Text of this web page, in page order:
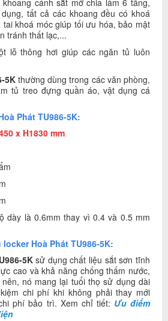
cánh sắt mở chia làm 6 tầng,
tất cả các khoang đều có khoá
tai khoá móc giúp tối ưu hóa, bảo mật
tránh thất lạc,...
lỗ thông hơi giúp các ngăn tủ luôn
5Kthường dùng trong các văn phòng,
tủ treo đựng quần áo, vật dụng cá
Phát TU986-5K:
x H1830 mm
dày là 0.6mm thay vì 0.4 và 0.5 mm
Hoà Phát TU986-5K:
5Ksử dụng chất liệu sắt sơn tĩnh
cao và khả năng chống thấm nước,
nó mang lại tuổi thọ sử dụng dài
chi phí khi không phải thay mới
phí bảo trì. Xem chỉ tiết: Ưu điểm